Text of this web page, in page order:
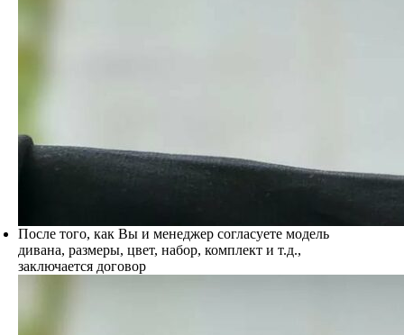
После того, как Вы и менеджер согласуете модель
дивана, размеры, цвет, набор, комплект и т.д.,
заключается договор